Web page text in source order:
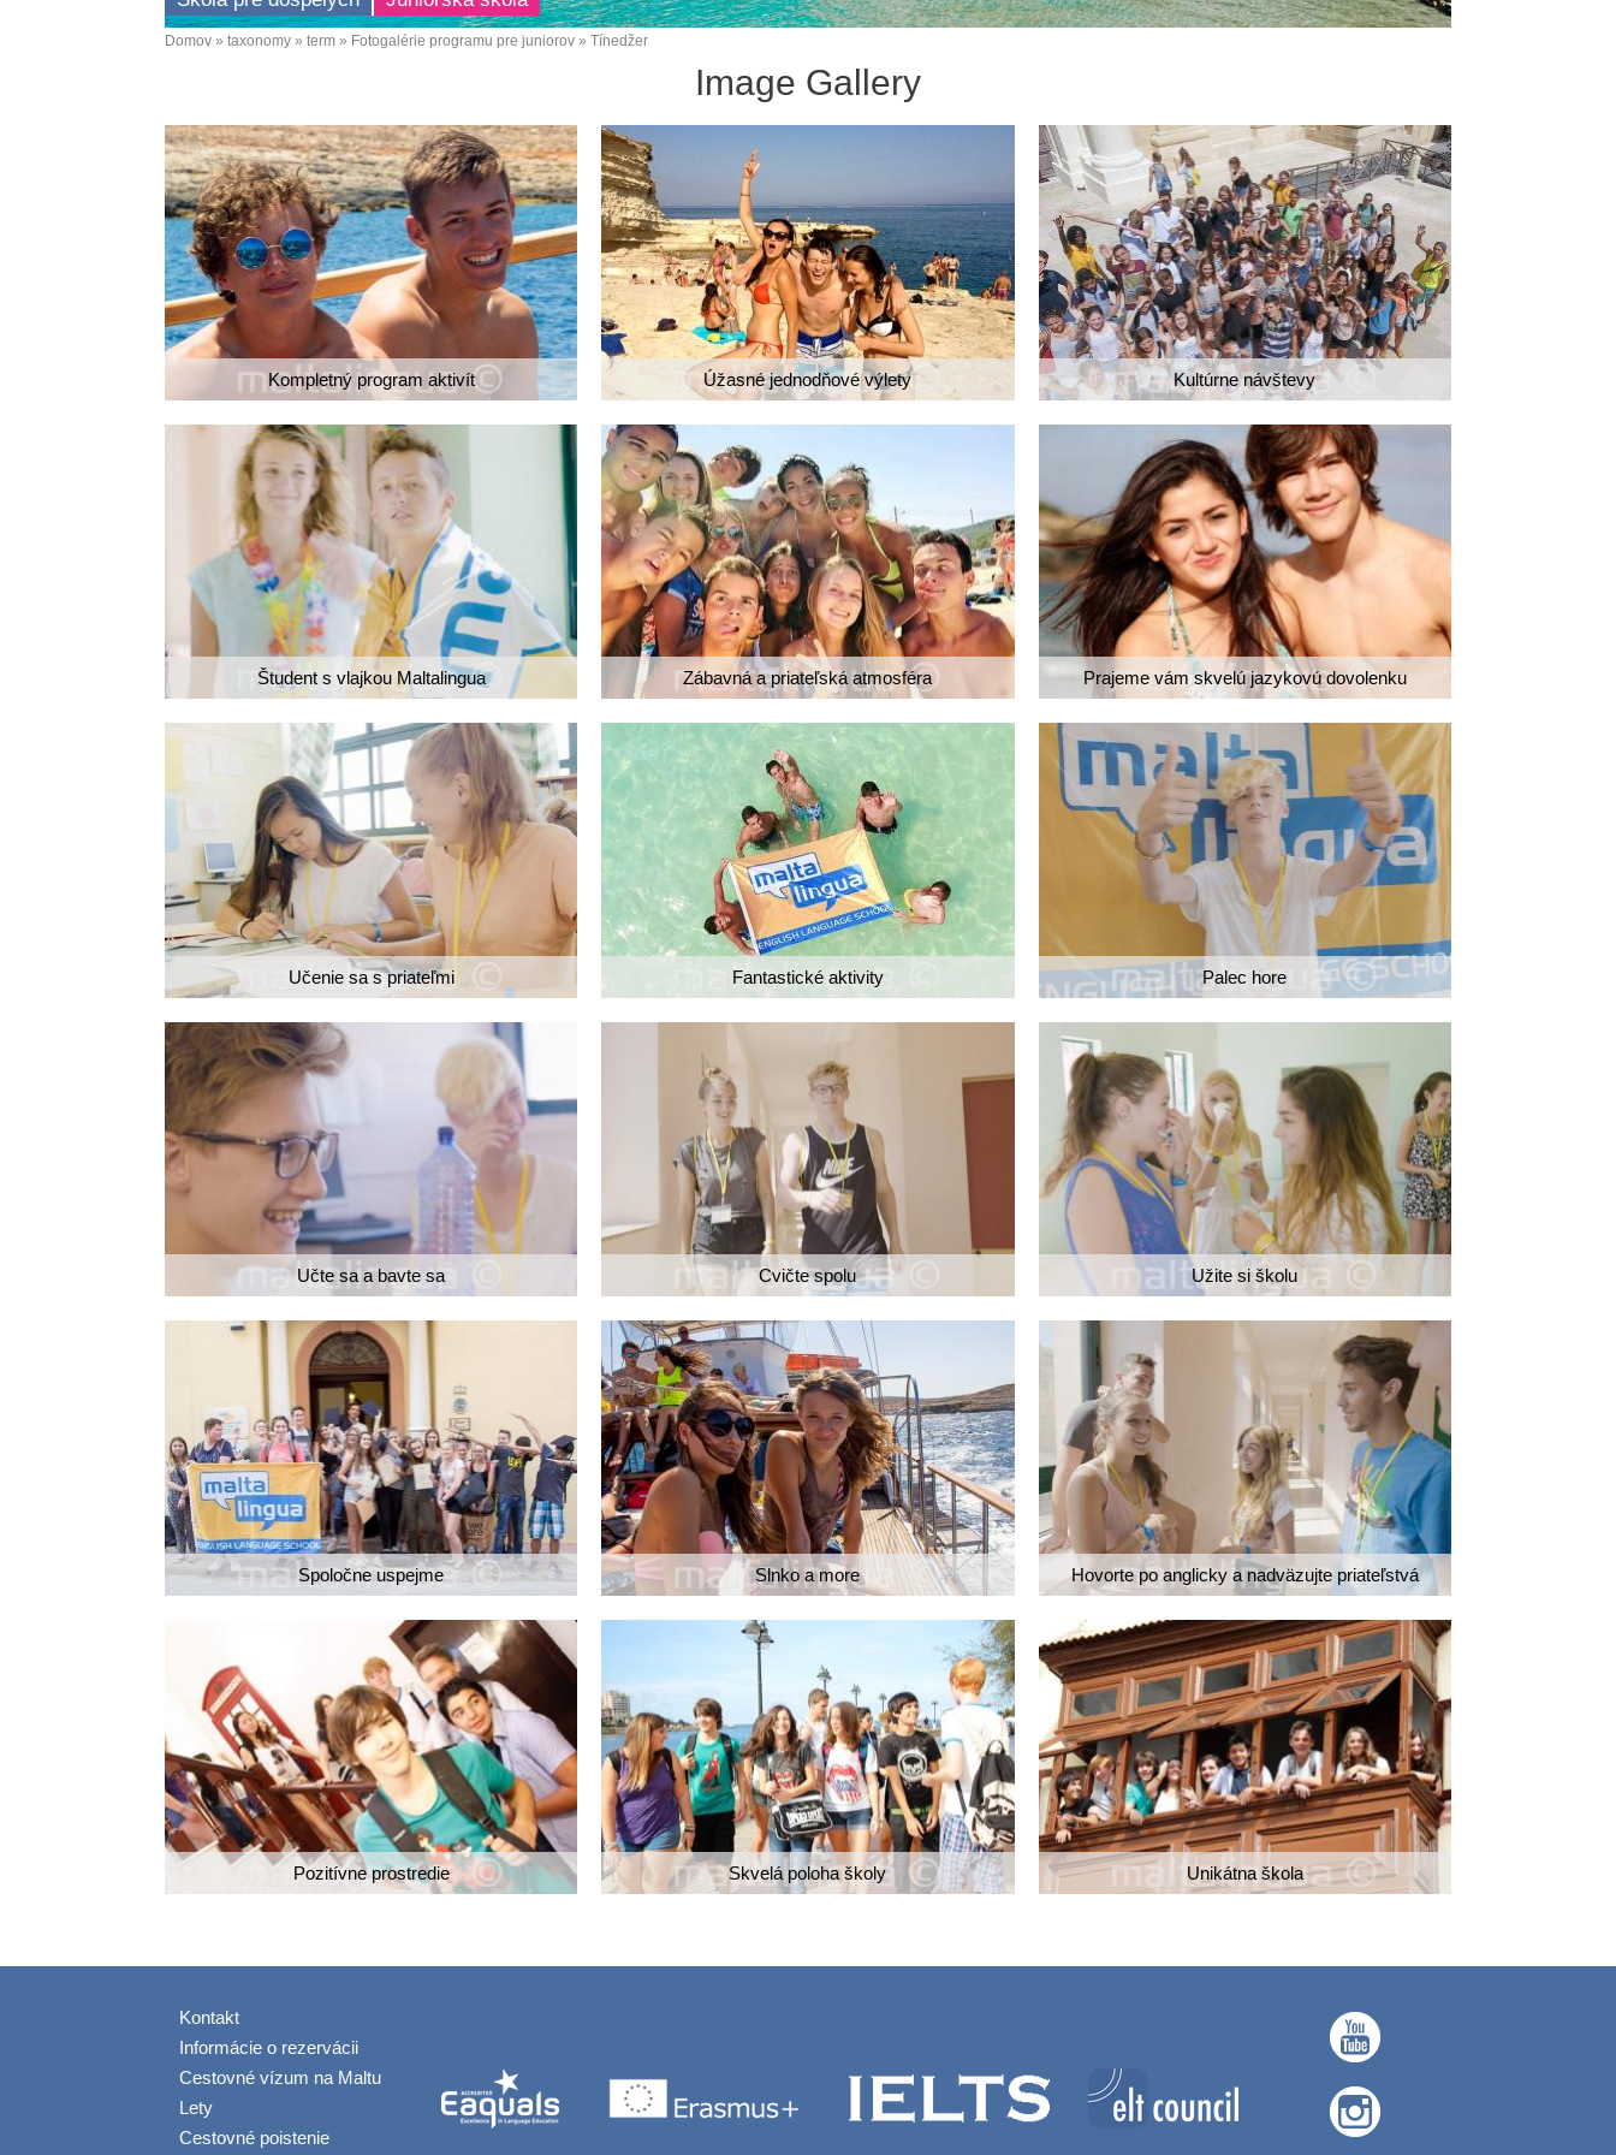
Domov taxonomy term Fotogalérie programu pre juniorov Tínedžer
Image Gallery
Kompletný program aktivít Úžasné jednodňové výlety Kultúrne návštevy
Študent s vlajkou Maltalingua Zábavná a priateľská atmosféra Prajeme vám skvelú jazykovú dovolenku
Učenie sa s priateľmi Fantastické aktivity Palec hore
Učte sa a bavte sa Cvičte spolu Užite si školu
Spoločne uspejme Slnko a more Hovorte po anglicky a nadväzujte priateľstvá
Pozitívne prostredie Skvelá poloha školy Unikátna škola
Kontakt
Informácie o rezervácii
Cestovné vízum na Maltu
Lety
Cestovné poistenie